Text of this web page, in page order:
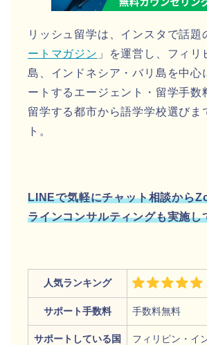
リッシュ留学は、インスタで話題
ートマガジン 」を運営し、フィリ
島、インドネシア・バリ島を中心
ートするエージェント・留学手数
留学する都市から語学学校選びま
ト。
LINEで気軽にチャット相談から
ラインコンサルティングも実施し
人気ランキング
サポート手数料 手数料無料
サポートしている国 フィリピン・イ